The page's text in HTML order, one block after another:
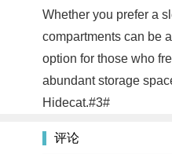
Whether you prefer a
compartments can be
option for those who
abundant storage
Hidecat.#3#
评论